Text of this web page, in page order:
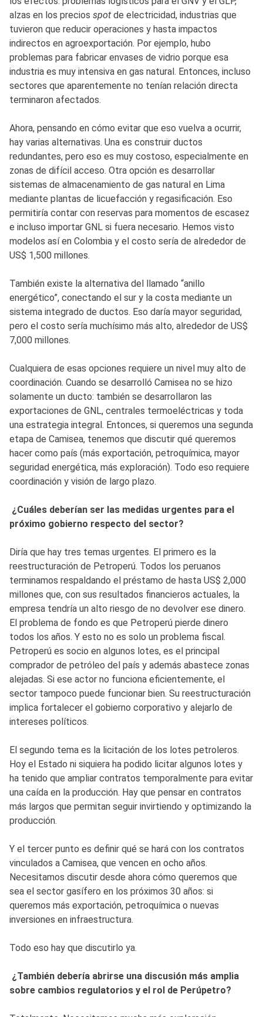
alzas en los precios spot de electricidad, industrias que
tuvieron que reducir operaciones y hasta impactos
indirectos en agroexportación. Por ejemplo, hubo
problemas para fabricar envases de vidrio porque esa
industria es muy intensiva en gas natural. Entonces, incluso
sectores que aparentemente no tenían relación directa
terminaron afectados.
Ahora, pensando en cómo evitar que eso vuelva a ocurrir,
hay varias alternativas. Una es construir ductos
redundantes, pero eso es muy costoso, especialmente en
zonas de difícil acceso. Otra opción es desarrollar
sistemas de almacenamiento de gas natural en Lima
mediante plantas de licuefacción y regasificación. Eso
permitiría contar con reservas para momentos de escasez
e incluso importar GNL si fuera necesario. Hemos visto
modelos así en Colombia y el costo sería de alrededor de
US$ 1,500 millones.
También existe la alternativa del llamado “anillo
energético”, conectando el sur y la costa mediante un
sistema integrado de ductos. Eso daría mayor seguridad,
pero el costo sería muchísimo más alto, alrededor de US$
7,000 millones.
Cualquiera de esas opciones requiere un nivel muy alto de
coordinación. Cuando se desarrolló Camisea no se hizo
solamente un ducto: también se desarrollaron las
exportaciones de GNL, centrales termoeléctricas y toda
una estrategia integral. Entonces, si queremos una segunda
etapa de Camisea, tenemos que discutir qué queremos
hacer como país (más exportación, petroquímica, mayor
seguridad energética, más exploración). Todo eso requiere
coordinación y visión de largo plazo.
¿Cuáles deberían ser las medidas urgentes para el
próximo gobierno respecto del sector?
Diría que hay tres temas urgentes. El primero es la
reestructuración de Petroperú. Todos los peruanos
terminamos respaldando el préstamo de hasta US$ 2,000
millones que, con sus resultados financieros actuales, la
empresa tendría un alto riesgo de no devolver ese dinero.
El problema de fondo es que Petroperú pierde dinero
todos los años. Y esto no es solo un problema fiscal.
Petroperú es socio en algunos lotes, es el principal
comprador de petróleo del país y además abastece zonas
alejadas. Si ese actor no funciona eficientemente, el
sector tampoco puede funcionar bien. Su reestructuración
implica fortalecer el gobierno corporativo y alejarlo de
intereses políticos.
El segundo tema es la licitación de los lotes petroleros.
Hoy el Estado ni siquiera ha podido licitar algunos lotes y
ha tenido que ampliar contratos temporalmente para evitar
una caída en la producción. Hay que pensar en contratos
más largos que permitan seguir invirtiendo y optimizando la
producción.
Y el tercer punto es definir qué se hará con los contratos
vinculados a Camisea, que vencen en ocho años.
Necesitamos discutir desde ahora cómo queremos que
sea el sector gasífero en los próximos 30 años: si
queremos más exportación, petroquímica o nuevas
inversiones en infraestructura.
Todo eso hay que discutirlo ya.
¿También debería abrirse una discusión más amplia
sobre cambios regulatorios y el rol de Perúpetro?